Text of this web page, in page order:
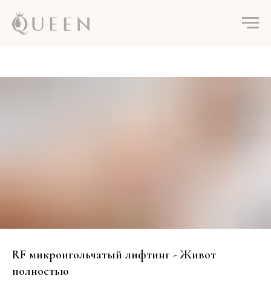
RF микроигольчатый лифтинг - Живот
полностью